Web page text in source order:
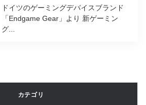
ドイツのゲーミングデバイスブランド
「Endgame Gear」より 新ゲーミン
グ...
カテゴリ